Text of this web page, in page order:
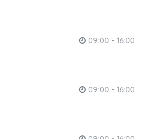
09:00 - 16:00
09:00 - 16:00